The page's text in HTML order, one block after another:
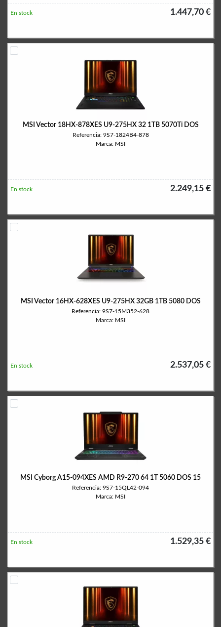
1.447,70 €
En stock
MSI Vector 18HX-878XES U9-275HX 32 1TB 5070Ti DOS
Referencia: 9S7-1824B4-878
Marca: MSI
2.249,15 €
En stock
MSI Vector 16HX-628XES U9-275HX 32GB 1TB 5080 DOS
Referencia: 9S7-15M352-628
Marca: MSI
2.537,05 €
En stock
MSI Cyborg A15-094XES AMD R9-270 64 1T 5060 DOS 15
Referencia: 9S7-15QL42-094
Marca: MSI
1.529,35 €
En stock